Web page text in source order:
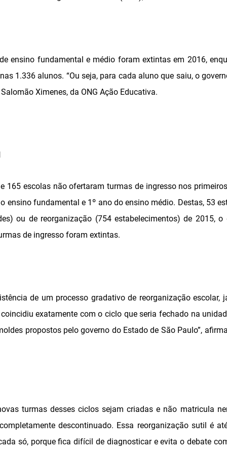
ensino fundamental e médio foram extintas em 2016,
1.336 alunos. “Ou seja, para cada aluno que saiu, o
Ximenes, da ONG Ação Educativa.
165 escolas não ofertaram turmas de ingresso nos
ensino fundamental e 1º ano do ensino médio. Destas, 53
ou de reorganização (754 estabelecimentos) de 2015, o
de ingresso foram extintas.
de um processo gradativo de reorganização escolar,
exatamente com o ciclo que seria fechado na
propostos pelo governo do Estado de São Paulo”,
turmas desses ciclos sejam criadas e não matricula
descontinuado. Essa reorganização sutil é
só, porque fica difícil de diagnosticar e evita o debate